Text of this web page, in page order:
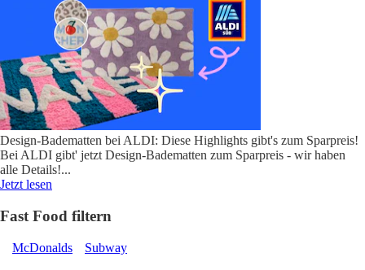
Design-Badematten bei ALDI: Diese Highlights gibt's zum Sparpreis!
Bei ALDI gibt' jetzt Design-Badematten zum Sparpreis - wir haben
alle Details!...
Jetzt lesen
Fast Food filtern
McDonalds Subway